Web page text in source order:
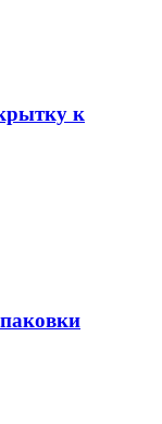
к